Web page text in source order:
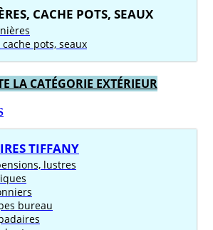
CACHE POTS, SEAUX
cache pots, seaux
LA CATÉGORIE EXTÉRIEUR
TIFFANY
lustres
bureau